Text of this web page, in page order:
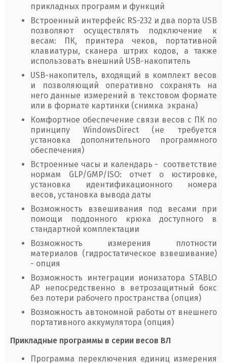
прикладных программ и функций
Встроенный интерфейс RS-232 и два порта USB
позволяют осуществлять подключение к
весам: ПК, принтера чеков, портативной
клавиатуры, сканера штрих кодов, а также
использовать внешний USB-накопитель
USB-накопитель, входящий в комплект весов
и позволяющий оперативно сохранять на
него данные измерений в текстовом формате
или в формате картинки (снимка экрана)
Комфортное обеспечение связи весов с ПК по
принципу WindowsDirect (не требуется
установка дополнительного программного
обеспечения)
Встроенные часы и календарь - соответствие
нормам GLP/GMP/ISO: отчет о юстировке,
установка идентификационного номера
весов, установка вывода даты
Возможность взвешивания под весами при
помощи поддонного крюка доступного в
стандартной комплектации
Возможность измерения плотности
материалов (гидростатическое взвешивание)
- опция
Возможность интеграции ионизатора STABLO
AP непосредственно в ветрозащитный бокс
без потери рабочего пространства (опция)
Возможность автономной работы от внешнего
портативного аккумулятора (опция)
Прикладные программы в серии весов ВЛ
Программа переключения единиц измерения